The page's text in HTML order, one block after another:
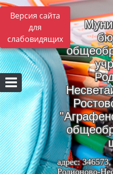
Версия сайта
для
слабовидящих
адрес: 346573,
Родионово-